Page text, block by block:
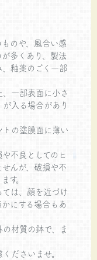
のや、風合い感
多くあり、製法
釉薬のごく一部
一部表面に小さ
入る場合があり
の塗膜面に薄い
不良としてのヒ
んが、破損や不
す。
は、顔を近づけ
にする場合もあ
材質の鉢で、ま
ださいませ。